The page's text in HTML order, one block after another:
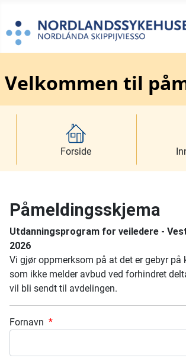
Velkommen til
Forside
Påmeldingsskjema
Utdanningsprogram for veiledere -
2026
Vi gjør oppmerksom på at det er gebyr på
som ikke melder avbud ved forhindret
vil bli sendt til avdelingen.
Fornavn *